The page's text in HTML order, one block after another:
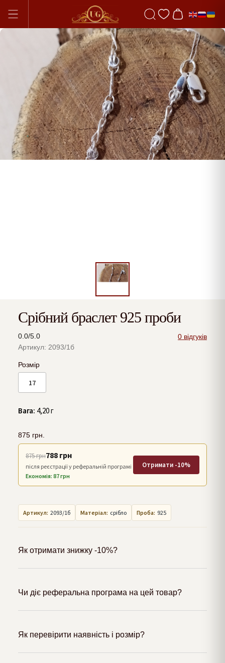
Срібний браслет 925 проби
0.0/5.0
0 відгуків
Артикул: 2093/1б
Розмір
17
Вага: 4,20 г
875 грн.
875 грн788 грн
після реєстрації у реферальній програмі
Економія: 87 грн
Отримати -10%
Артикул: 2093/1б Матеріал: срібло Проба: 925
Як отримати знижку -10%?
Чи діє реферальна програма на цей товар?
Як перевірити наявність і розмір?